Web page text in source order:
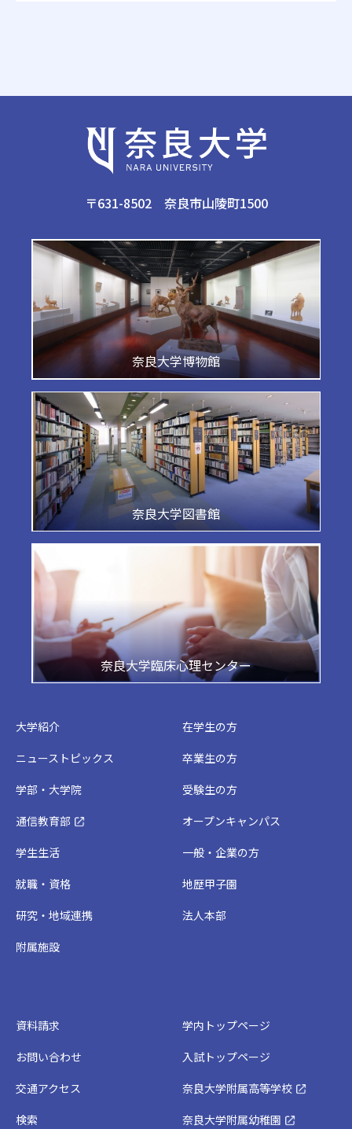
〒631-8502 奈良市山陵町1500
奈良大学博物館
奈良大学図書館
奈良大学臨床心理センター
大学紹介
ニューストピックス
学部・大学院
通信教育部
学生生活
就職・資格
研究・地域連携
附属施設
在学生の方
卒業生の方
受験生の方
オープンキャンパス
一般・企業の方
地歴甲子園
法人本部
資料請求
お問い合わせ
交通アクセス
検索
学内トップページ
入試トップページ
奈良大学附属高等学校
奈良大学附属幼稚園